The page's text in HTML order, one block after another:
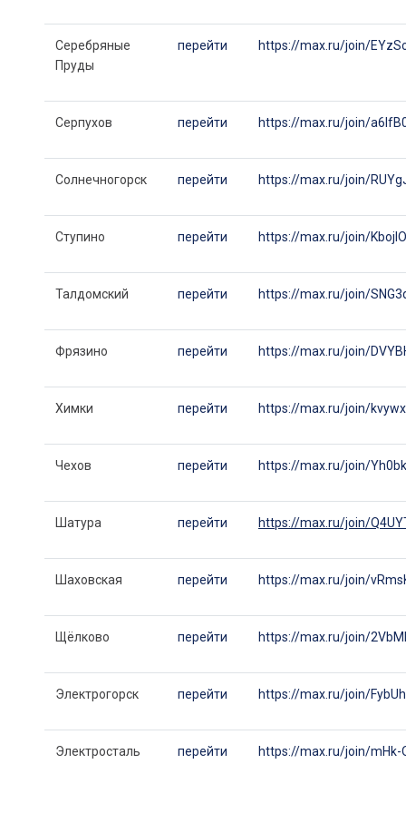
Серебряные
Пруды
перейти https://max.ru/join/
Серпухов перейти https://max.ru/join/
Солнечногорск перейти https://max.ru/join/
Ступино перейти https://max.ru/join/
Талдомский перейти https://max.ru/join/
Фрязино перейти https://max.ru/join/
Химки перейти https://max.ru/join/
Чехов перейти https://max.ru/join/
Шатура перейти https://max.ru/join/
Шаховская перейти https://max.ru/join/
Щёлково перейти https://max.ru/join/
Электрогорск перейти https://max.ru/join/
Электросталь перейти https://max.ru/join/mHk-